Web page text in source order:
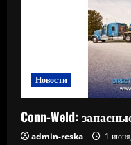
Новости
Conn-Weld:
admin-reska 1